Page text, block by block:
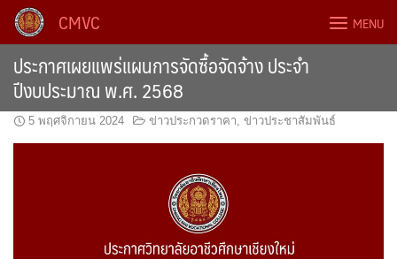
Skip
content
CMVC MENU
ประกาศเผยแพร่แผนการจัดซื้อจัดจ้าง ประจำ
ปีงบประมาณ พ.ศ. 2568
5 พฤศจิกายน 2024 ข่าวประกวดราคา, ข่าวประชาสัมพันธ์